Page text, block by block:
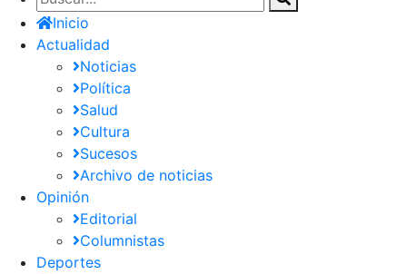
Inicio
Actualidad
Noticias
Política
Salud
Cultura
Sucesos
Archivo de noticias
Opinión
Editorial
Columnistas
Deportes